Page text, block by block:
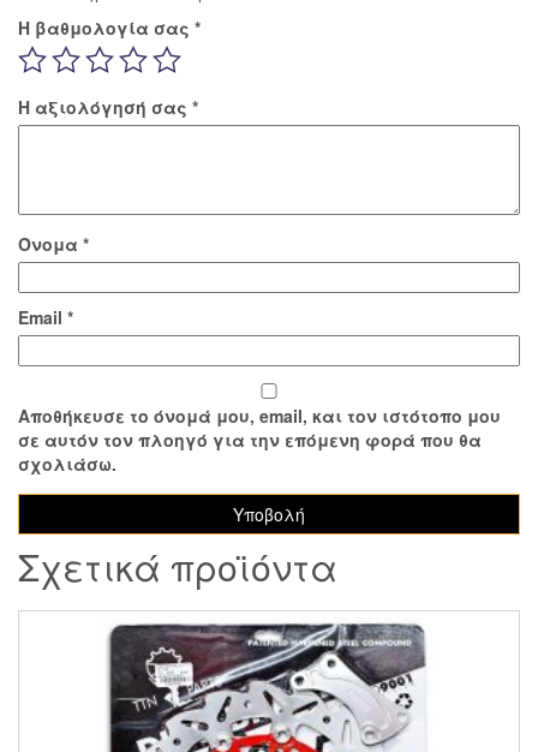
Η βαθμολογία σας *
Η αξιολόγησή σας *
Όνομα *
Email *
Αποθήκευσε το όνομά μου, email, και τον ιστότοπο μου
σε αυτόν τον πλοηγό για την επόμενη φορά που θα
σχολιάσω.
Σχετικά προϊόντα